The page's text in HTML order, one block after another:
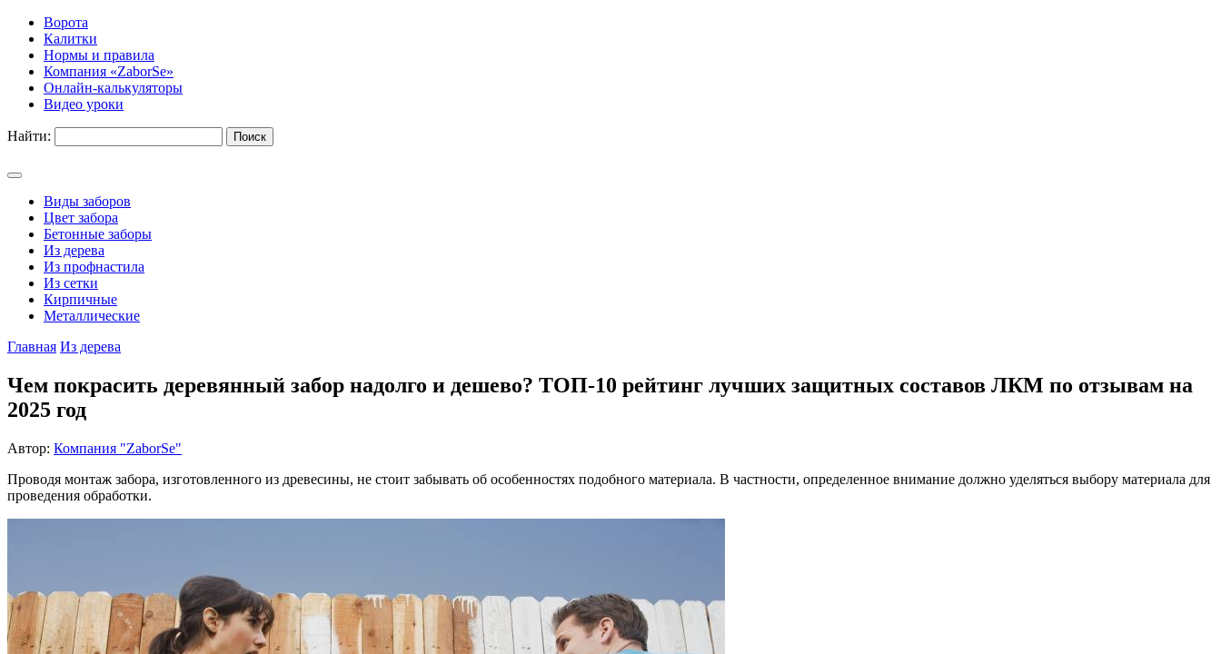
Ворота
Калитки
Нормы и правила
Компания «ZaborSe»
Онлайн-калькуляторы
Видео уроки
Найти:
Виды заборов
Цвет забора
Бетонные заборы
Из дерева
Из профнастила
Из сетки
Кирпичные
Металлические
Главная Из дерева
Чем покрасить деревянный забор надолго и дешево? ТОП-10 рейтинг лучших защитных составов ЛКМ по отзывам на
2025 год
Автор: Компания "ZaborSe"
Проводя монтаж забора, изготовленного из древесины, не стоит забывать об особенностях подобного материала. В частности, определенное внимание должно уделяться выбору материала для
проведения обработки.